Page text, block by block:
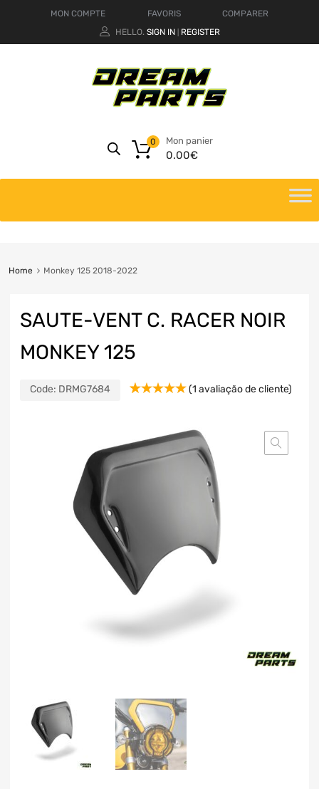
MON COMPTE FAVORIS
COMPARER
HELLO. SIGN IN REGISTER
Mon panier
0.00€
0
Home Monkey 125 2018-2022
SAUTE-VENT C. RACER NOIR
MONKEY 125
Code: DRMG7684
em 5 com
base em
classificação
(1 avaliação de cliente)